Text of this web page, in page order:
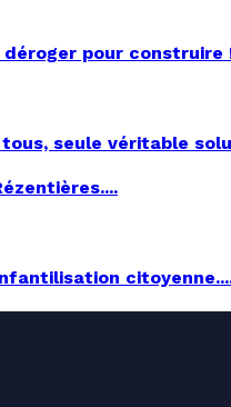
pour construire
seule véritable